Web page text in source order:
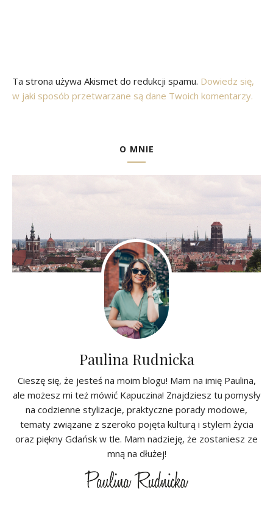
Ta strona używa Akismet do redukcji spamu. Dowiedz się,
w jaki sposób przetwarzane są dane Twoich komentarzy.
O MNIE
Paulina Rudnicka
Cieszę się, że jesteś na moim blogu! Mam na imię Paulina,
ale możesz mi też mówić Kapuczina! Znajdziesz tu pomysły
na codzienne stylizacje, praktyczne porady modowe,
tematy związane z szeroko pojęta kulturą i stylem życia
oraz piękny Gdańsk w tle. Mam nadzieję, że zostaniesz ze
mną na dłużej!